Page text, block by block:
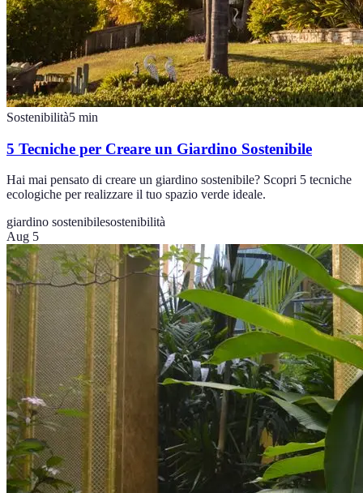
Sostenibilità5 min
5 Tecniche per Creare un Giardino Sostenibile
Hai mai pensato di creare un giardino sostenibile? Scopri 5 tecniche
ecologiche per realizzare il tuo spazio verde ideale.
giardino sostenibilesostenibilità
Aug 5